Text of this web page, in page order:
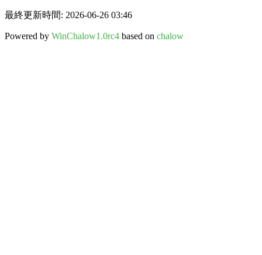
最終更新時間: 2026-06-26 03:46
Powered by WinChalow1.0rc4 based on chalow